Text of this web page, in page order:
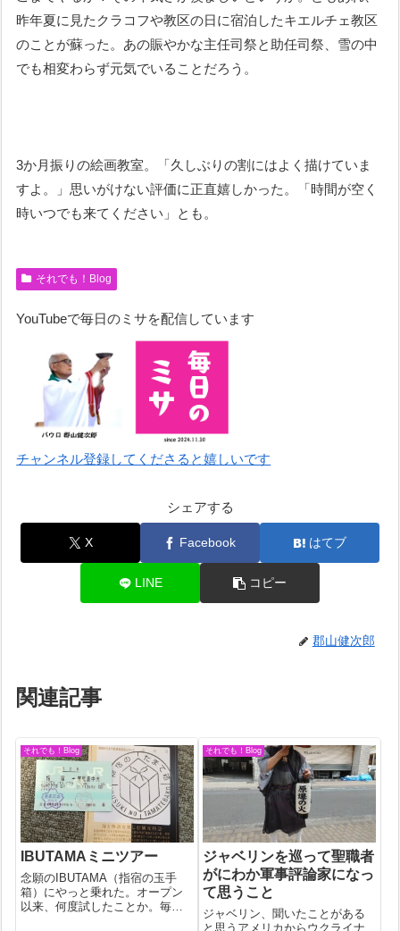
昨年夏に見たクラコフや教区の日に宿泊したキエルチェ教区
のことが蘇った。あの賑やかな主任司祭と助任司祭、雪の中
でも相変わらず元気でいることだろう。
3か月振りの絵画教室。「久しぶりの割にはよく描けていま
すよ。」思いがけない評価に正直嬉しかった。「時間が空く
時いつでも来てください」とも。
それでも！Blog
YouTubeで毎日のミサを配信しています
チャンネル登録してくださると嬉しいです
シェアする
X Facebook はてブ
LINE コピー
郡山健次郎
関連記事
それでも！Blog
IBUTAMAミニツアー
念願のIBUTAMA（指宿の玉手
箱）にやっと乗れた。オープン
以来、何度試したことか。毎回
それでも！Blog
ジャベリンを巡って聖職者
がにわか軍事評論家になっ
て思うこと
ジャベリン、聞いたことがある
と思うアメリカからウクライナ